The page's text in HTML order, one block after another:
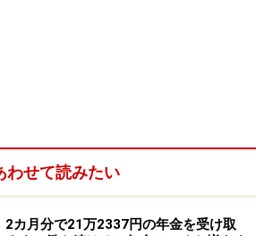
治体の福祉制度を頼ることも大切
についても、自治体独自の医療費助
わせて読みたい
2カ月分で21万2337円の年金を受け取